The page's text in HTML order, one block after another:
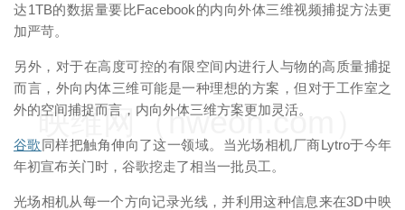
达1TB的数据量要比Facebook的内向外体三维视频捕捉方法更
加严苛。
另外，对于在高度可控的有限空间内进行人与物的高质量捕捉
而言，外向内体三维可能是一种理想的方案，但对于工作室之
外的空间捕捉而言，内向外体三维方案更加灵活。
谷歌同样把触角伸向了这一领域。当光场相机厂商Lytro于今年
年初宣布关门时，谷歌挖走了相当一批员工。
光场相机从每一个方向记录光线，并利用这种信息来在3D中映
映维网（nweon.com）